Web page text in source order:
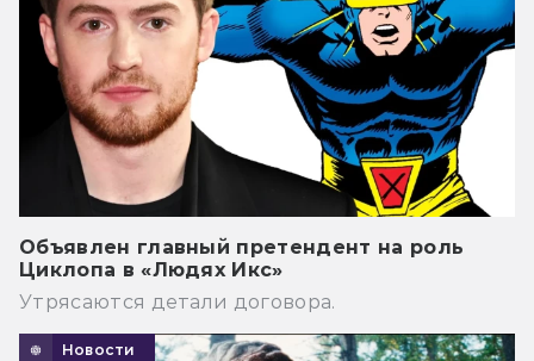
Объявлен главный претендент на роль
Циклопа в «Людях Икс»
Утрясаются детали договора.
Новости